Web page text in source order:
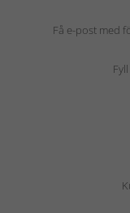
Få e-post med